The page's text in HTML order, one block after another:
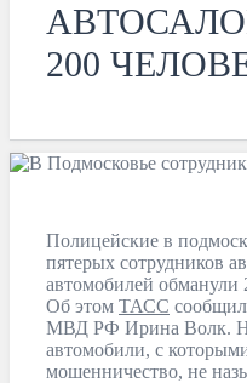
200
Полицейские в
пятерых сотрудников
автомобилей обманули
Об этом ТАСС
МВД РФ Ирина Волк.
автомобили, с
мошенничество, не